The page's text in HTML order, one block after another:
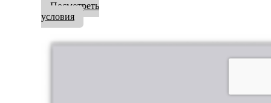
Посмотреть
условия